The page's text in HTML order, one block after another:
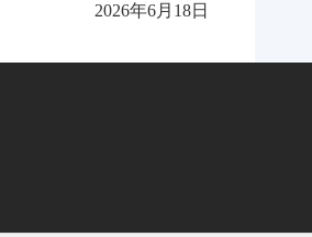
2026年6月18日